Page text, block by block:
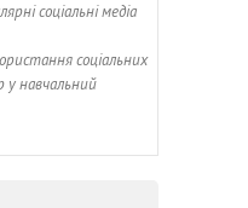
соціальні медіа
соціальних
у навчальний